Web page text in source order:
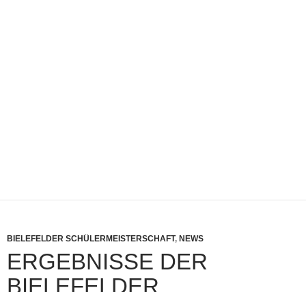
BIELEFELDER SCHÜLERMEISTERSCHAFT, NEWS
ERGEBNISSE DER
BIELEFELDER